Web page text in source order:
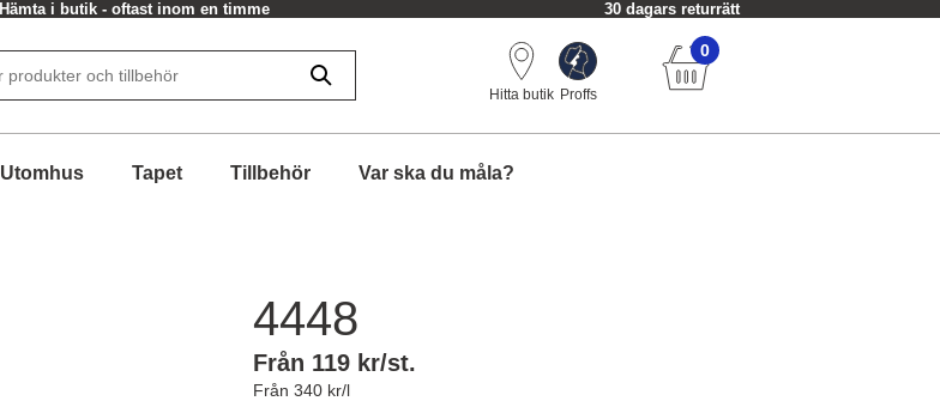
Hämta i butik - oftast inom en timme 30 dagars returrätt
Hitta butik Proffs
0
Utomhus Tapet Tillbehör Var ska du måla?
4448
Från 119 kr/st.
Från 340 kr/l